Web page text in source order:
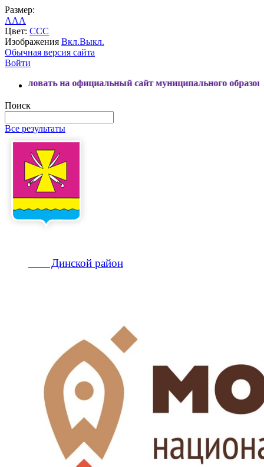
Размер:
AAA
Цвет: CCC
Изображения Вкл.Выкл.
Обычная версия сайта
Войти
на официальный сайт муниципального образования
Поиск
Все результаты
Динской район